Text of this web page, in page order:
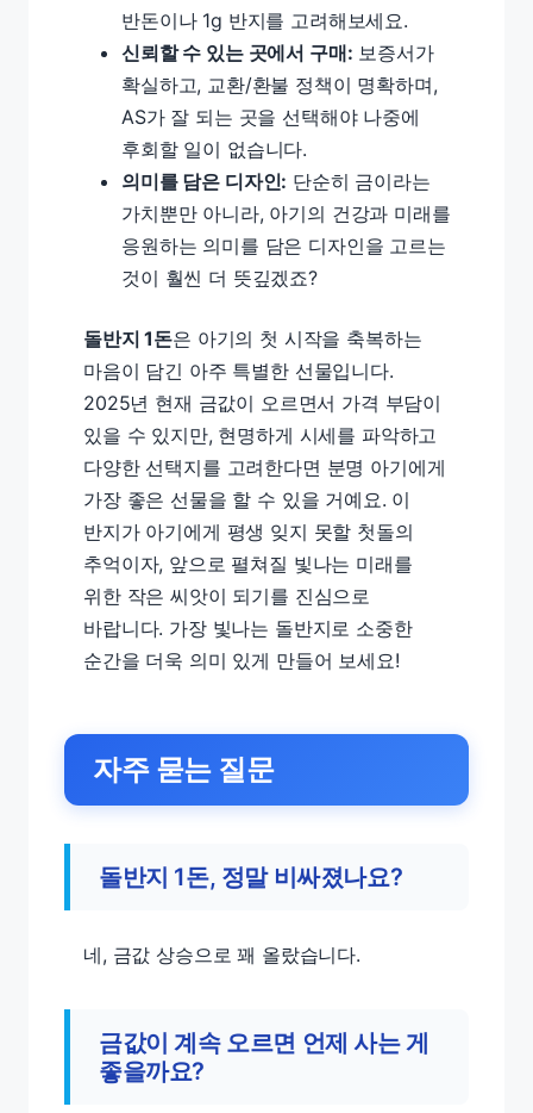
반돈이나 1g 반지를 고려해보세요.
신뢰할 수 있는 곳에서 구매: 보증서가
확실하고, 교환/환불 정책이 명확하며,
AS가 잘 되는 곳을 선택해야 나중에
후회할 일이 없습니다.
의미를 담은 디자인: 단순히 금이라는
가치뿐만 아니라, 아기의 건강과 미래를
응원하는 의미를 담은 디자인을 고르는
것이 훨씬 더 뜻깊겠죠?
돌반지 1돈은 아기의 첫 시작을 축복하는
마음이 담긴 아주 특별한 선물입니다.
2025년 현재 금값이 오르면서 가격 부담이
있을 수 있지만, 현명하게 시세를 파악하고
다양한 선택지를 고려한다면 분명 아기에게
가장 좋은 선물을 할 수 있을 거예요. 이
반지가 아기에게 평생 잊지 못할 첫돌의
추억이자, 앞으로 펼쳐질 빛나는 미래를
위한 작은 씨앗이 되기를 진심으로
바랍니다. 가장 빛나는 돌반지로 소중한
순간을 더욱 의미 있게 만들어 보세요!
자주 묻는 질문
돌반지 1돈, 정말 비싸졌나요?
네, 금값 상승으로 꽤 올랐습니다.
금값이 계속 오르면 언제 사는 게
좋을까요?